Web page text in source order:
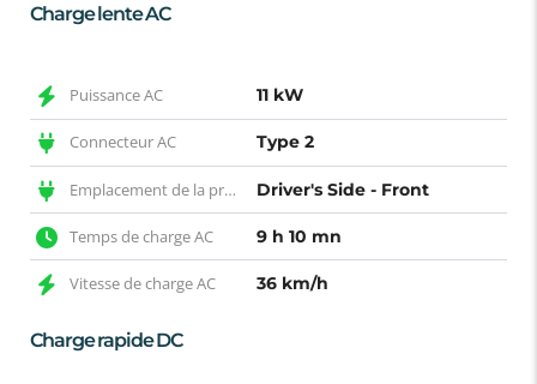
Charge lente AC
Puissance AC 11 kW
Connecteur AC Type 2
Emplacement de la prise AC Driver's Side - Front
Temps de charge AC 9 h 10 mn
Vitesse de charge AC 36 km/h
Charge rapide DC